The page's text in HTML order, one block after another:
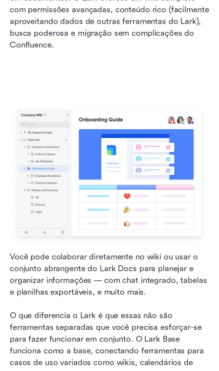
com permissões avançadas, conteúdo rico (facilmente
aproveitando dados de outras ferramentas do Lark),
busca poderosa e migração sem complicações do
Confluence.
Você pode colaborar diretamente no wiki ou usar o
conjunto abrangente do Lark Docs para planejar e
organizar informações — com chat integrado, tabelas
e planilhas exportáveis, e muito mais.
O que diferencia o Lark é que essas não são
ferramentas separadas que você precisa esforçar-se
para fazer funcionar em conjunto. O Lark Base
funciona como a base, conectando ferramentas para
casos de uso variados como wikis, calendários de